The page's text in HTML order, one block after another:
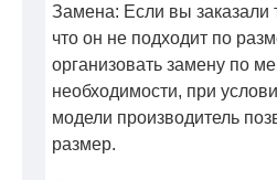
Замена: Если вы заказали
что он не подходит по
организовать замену по
необходимости, при
модели производитель
размер.